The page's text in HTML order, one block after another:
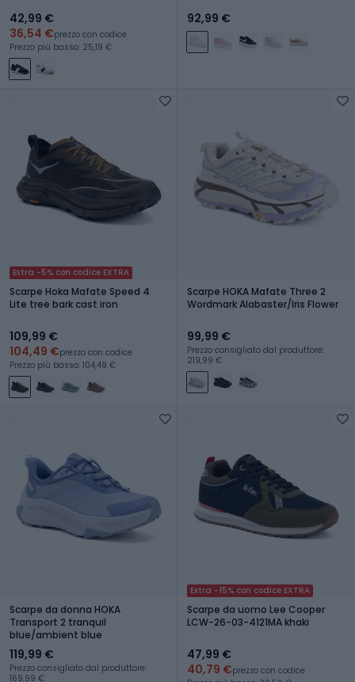
42,99 €
36,54 €prezzo con codice
Prezzo più basso: 25,19 €
92,99 €
Extra -5% con codice EXTRA
Scarpe Hoka Mafate Speed 4
Lite tree bark cast iron
109,99 €
104,49 €prezzo con codice
Prezzo più basso: 104,49 €
Scarpe HOKA Mafate Three 2
Wordmark Alabaster/Iris Flower
99,99 €
Prezzo consigliato dal produttore:
219,99 €
Scarpe da donna HOKA
Transport 2 tranquil
blue/ambient blue
119,99 €
Prezzo consigliato dal produttore:
169,99 €
Extra -15% con codice EXTRA
Scarpe da uomo Lee Cooper
LCW-26-03-4121MA khaki
47,99 €
40,79 €prezzo con codice